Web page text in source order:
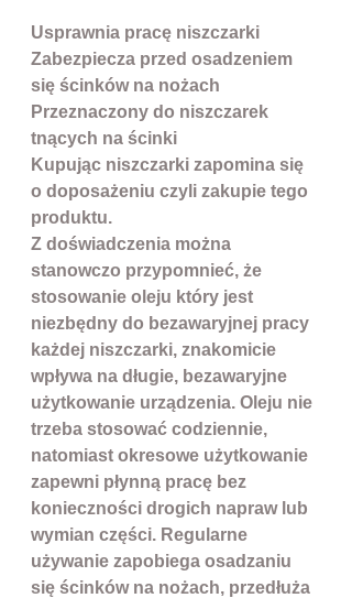
Usprawnia pracę niszczarki
Zabezpiecza przed osadzeniem
się ścinków na nożach
Przeznaczony do niszczarek
tnących na ścinki
Kupując niszczarki zapomina się
o doposażeniu czyli zakupie tego
produktu.
Z doświadczenia można
stanowczo przypomnieć, że
stosowanie oleju który jest
niezbędny do bezawaryjnej pracy
każdej niszczarki, znakomicie
wpływa na długie, bezawaryjne
użytkowanie urządzenia. Oleju nie
trzeba stosować codziennie,
natomiast okresowe użytkowanie
zapewni płynną pracę bez
konieczności drogich napraw lub
wymian części. Regularne
używanie zapobiega osadzaniu
się ścinków na nożach, przedłuża